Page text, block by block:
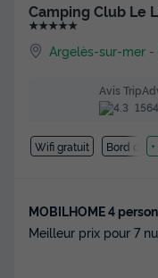
Camping Club Le
★★★★★
Argelès-sur-mer -
Avis
Wifi gratuit Bord de
MOBILHOME 4
Meilleur prix pour 7